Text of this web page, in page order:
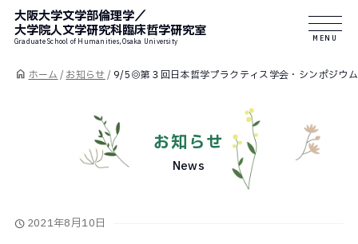
大阪大学文学部倫理学／
大学院人文学研究科臨床哲学研究室
Graduate School of Humanities, Osaka University
ホーム /お知らせ/ 9/5◎第３回日本哲学プラクティス学会・シンポジウム
お知らせ
News
2021年8月10日
MENU